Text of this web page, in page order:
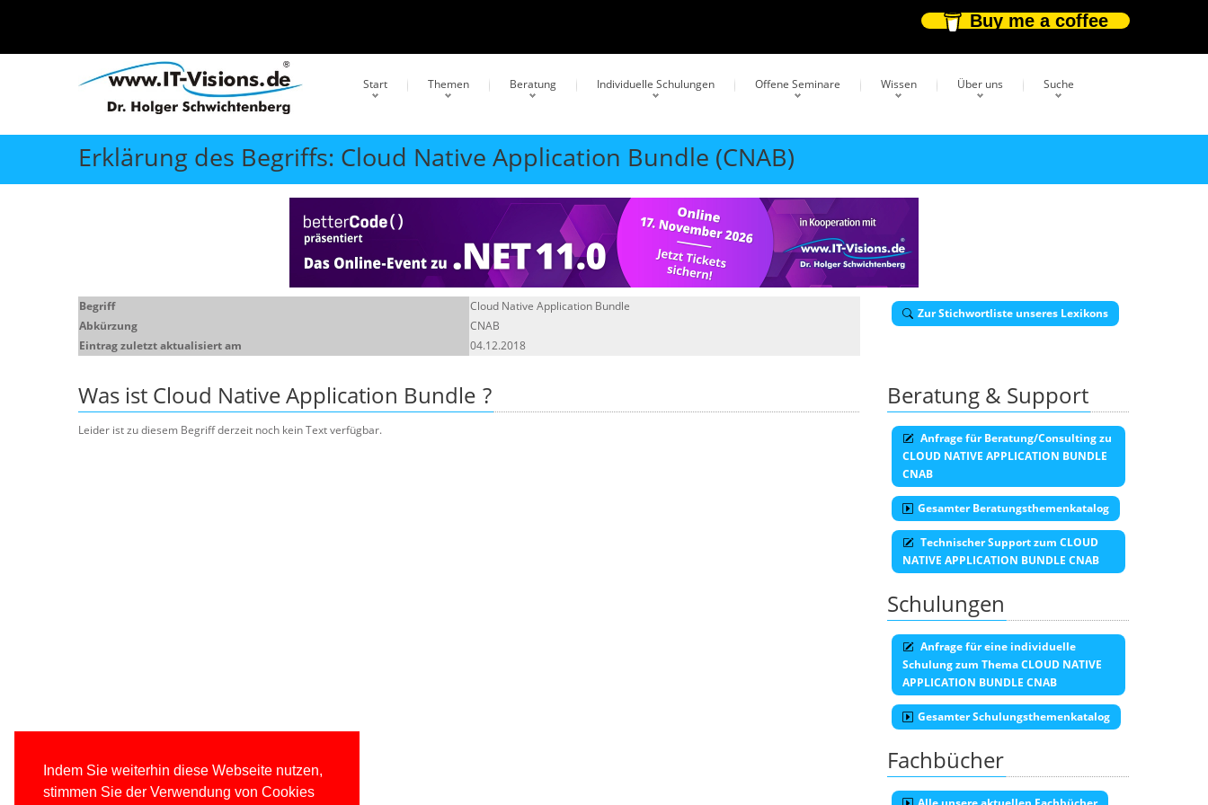
Indem Sie weiterhin diese Webseite nutzen,
stimmen Sie der Verwendung von Cookies
Buy me a coffee
Start Themen Beratung Individuelle Schulungen Offene Seminare Wissen Über uns Suche
Erklärung des Begriffs: Cloud Native Application Bundle (CNAB)
Begriff
Cloud Native Application Bundle
Abkürzung
CNAB
Eintrag zuletzt aktualisiert am
04.12.2018
Zur Stichwortliste unseres Lexikons
Was ist Cloud Native Application Bundle ?
Leider ist zu diesem Begriff derzeit noch kein Text verfügbar.
Beratung & Support
Anfrage für Beratung/Consulting zu
CLOUD NATIVE APPLICATION BUNDLE
CNAB
Gesamter Beratungsthemenkatalog
Technischer Support zum CLOUD
NATIVE APPLICATION BUNDLE CNAB
Schulungen
Anfrage für eine individuelle
Schulung zum Thema CLOUD NATIVE
APPLICATION BUNDLE CNAB
Gesamter Schulungsthemenkatalog
Fachbücher